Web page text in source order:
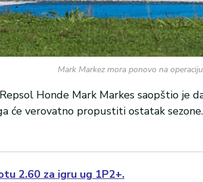
Mark Markez mora ponovo na
Honde Mark Markes saopštio je
će verovatno propustiti ostatak sezone.
2.60 za igru ug 1P2+.